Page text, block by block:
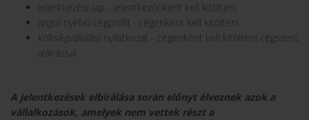
jelentkezési lap - jelentkezőnként kell kitölteni
angol nyelvű cégprofil - cégenként kell kitölteni
költségvállalási nyilatkozat - cégenként kell kitölteni cégszerű
aláírással
A jelentkezések elbírálása során előnyt élveznek azok a
vállalkozások, amelyek nem vettek részt a